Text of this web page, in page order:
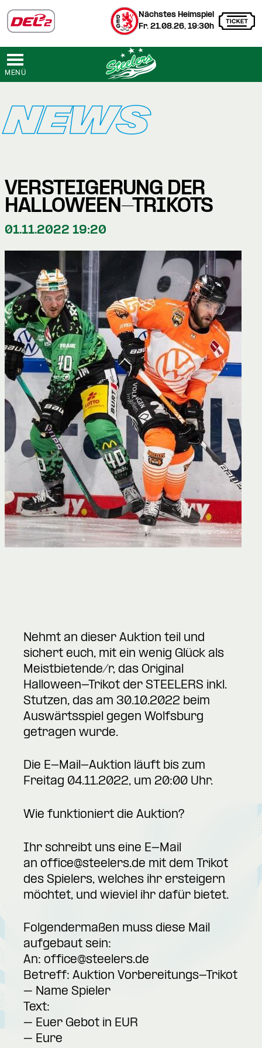
Nächstes Heimspiel
Fr. 21.08.26, 19:30h
MENÜ
NEWS
VERSTEIGERUNG DER
HALLOWEEN-TRIKOTS
01.11.2022 19:20
Nehmt an dieser Auktion teil und
sichert euch, mit ein wenig Glück als
Meistbietende/r, das Original
Halloween-Trikot der STEELERS inkl.
Stutzen, das am 30.10.2022 beim
Auswärtsspiel gegen Wolfsburg
getragen wurde.
Die E-Mail-Auktion läuft bis zum
Freitag 04.11.2022, um 20:00 Uhr.
Wie funktioniert die Auktion?
Ihr schreibt uns eine E-Mail
an office@steelers.de mit dem Trikot
des Spielers, welches ihr ersteigern
möchtet, und wieviel ihr dafür bietet.
Folgendermaßen muss diese Mail
aufgebaut sein:
An: office@steelers.de
Betreff: Auktion Vorbereitungs-Trikot
– Name Spieler
Text:
– Euer Gebot in EUR
– Eure